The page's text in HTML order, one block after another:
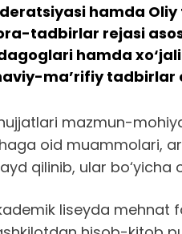
hamda
tadbirlar rejasi
hamda
ma’rifiy tadbirlar
mazmun-
oid muammolari,
qilinib, ular bo‘yicha
liseyda mehnat